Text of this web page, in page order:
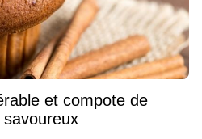
et compote de